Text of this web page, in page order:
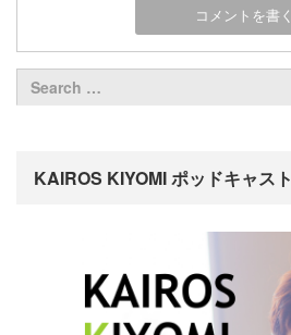
KAIROS KIYOMI ポッドキャスト